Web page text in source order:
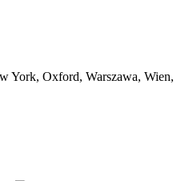
York, Oxford, Warszawa, Wien,